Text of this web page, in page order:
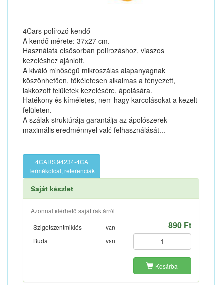
4Cars polírozó kendő
A kendő mérete: 37x27 cm.
Használata elsősorban polírozáshoz, viaszos
kezeléshez ajánlott.
A kiváló minőségű mikroszálas alapanyagnak
köszönhetően, tökéletesen alkalmas a fényezett,
lakkozott felületek kezelésére, ápolására.
Hatékony és kíméletes, nem hagy karcolásokat a kezelt
felületen.
A szálak struktúrája garantálja az ápolószerek
maximális eredménnyel való felhasználását...
4CARS 94234-4CA
Termékoldal, referenciák
Saját készlet
Azonnal elérhető saját raktárról
Szigetszentmiklós
van
Buda
van
890 Ft
Kosárba